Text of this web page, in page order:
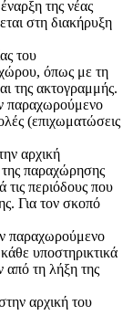
της νέας
στη διακήρυξη
του
όπως με τη
της ακτογραμμής.
παραχωρούμενο
(επιχωματώσεις
αρχική
της παραχώρησης
τις περιόδους που
Για τον σκοπό
παραχωρούμενο
υποστηρικτικά
από τη λήξη της
αρχική του